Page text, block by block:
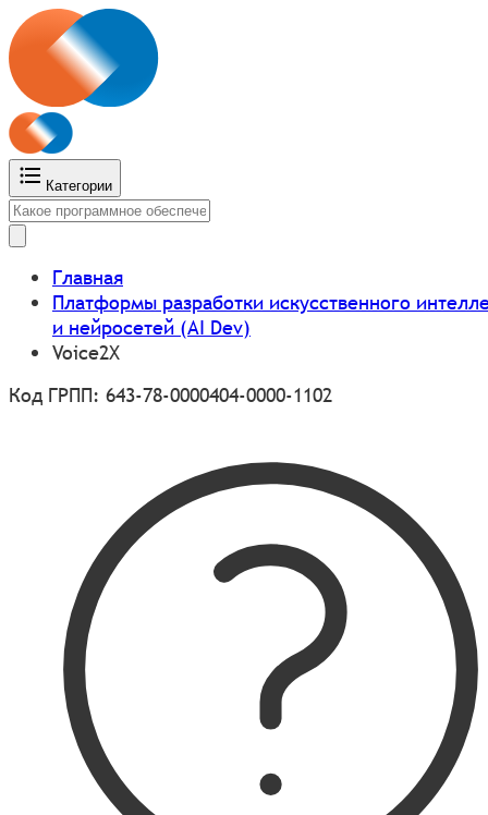
Категории
Главная
Платформы разработки искусственного
и нейросетей (AI Dev)
Voice2X
Код ГРПП: 643-78-0000404-0000-1102